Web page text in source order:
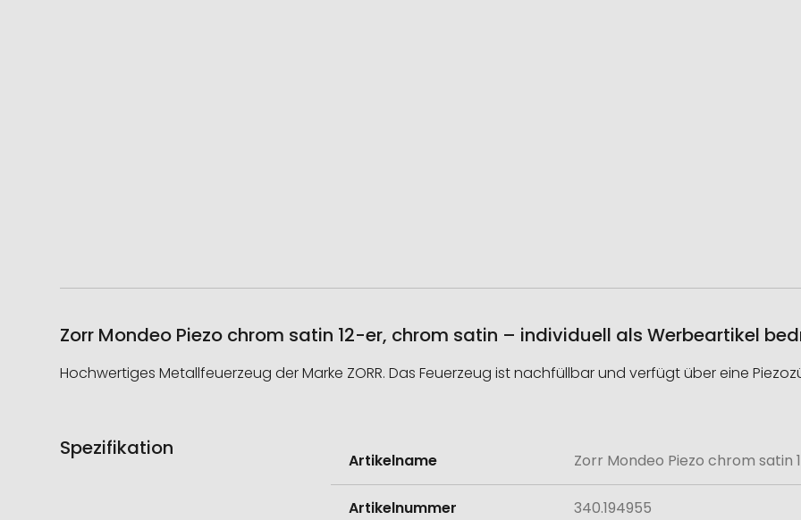
Zorr Mondeo Piezo chrom satin 12-er, chrom satin – individuell als Werbeartikel
Hochwertiges Metallfeuerzeug der Marke ZORR. Das Feuerzeug ist nachfüllbar und verfügt über eine
Spezifikation
Informationen
Artikelname Zorr Mondeo Piezo chrom satin
Artikelnummer 340.194955